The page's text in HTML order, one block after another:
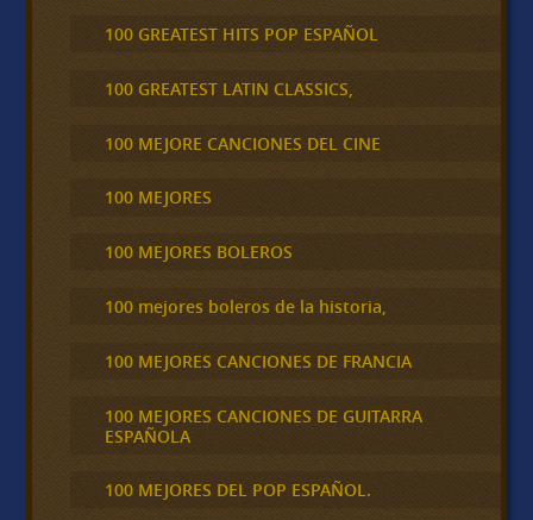
100 GREATEST HITS POP ESPAÑOL
100 GREATEST LATIN CLASSICS,
100 MEJORE CANCIONES DEL CINE
100 MEJORES
100 MEJORES BOLEROS
100 mejores boleros de la historia,
100 MEJORES CANCIONES DE FRANCIA
100 MEJORES CANCIONES DE GUITARRA
ESPAÑOLA
100 MEJORES DEL POP ESPAÑOL.